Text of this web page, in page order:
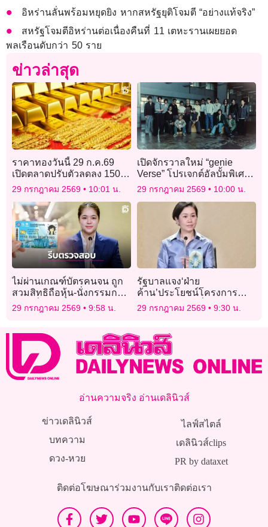
อิหร่านลั่นพร้อมหยุดยิง หากสหรัฐยุติโจมตี “อย่างแท้จริง”
สหรัฐโจมตีอิหร่านต่อเนื่องคืนที่ 11 เตหะรานเผยยอด
พลเรือนดับกว่า 50 ราย
ข่าวล่าสุด
ราคาทองวันนี้ 29 ก.ค.69
เปิดตลาดปรับตัวลดลง 150
บาท
29 กรกฎาคม 2569 10:01 น.
เปิดจักรวาลใหม่ “genie
Verse” โปรเจกต์อัลบั้มพิเศษ
ชวนศิลปินรุ่นใหม่ตีความ
เพลงฮิตในตำนาน
29 กรกฎาคม 2569 10:00 น.
ไม่ผ่านเกณฑ์บัตรคนจน ถูก
สวมสิทธิถือหุ้น-นั่งกรรมการ
ให้รีบยื่นตรวจสอบ
29 กรกฎาคม 2569 9:58 น.
รัฐบาลแจง‘ฝ่าย
ค้าน’ประโยชน์โครงการ
‘Missing Link’เชื่อมรถไฟ
ชุมพร–ท่าเรือ
29 กรกฎาคม 2569 9:30 น.
อ่านความจริง อ่านเดลินิวส์
ข่าวเดลินิวส์
บทความ
ดวง-หวย
ไลฟ์สไตล์
เดลินิวส์clips
PR by dataxet
ติดต่อโฆษณาร่วมงานกับเราติดต่อเรา